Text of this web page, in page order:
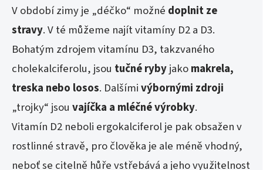
V období zimy je „déčko“ možné doplnit ze
stravy. V té můžeme najít vitamíny D2 a D3.
Bohatým zdrojem vitamínu D3, takzvaného
cholekalciferolu, jsou tučné rybyjakomakrela,
treska nebo losos. Dalšímivýbornými zdroji
„trojky“ jsou vajíčka a mléčné výrobky.
Vitamín D2 neboli ergokalciferol je pak obsažen v
rostlinné stravě, pro člověka je ale méně vhodný,
neboť se citelně hůře vstřebává a jeho využitelnost